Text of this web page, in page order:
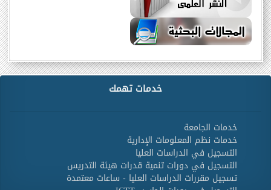
خدمات تهمك
خدمات الجامعة
خدمات نظم المعلومات الإدارية
التسجيل في الدراسات العليا
التسجيل في دورات تنمية قدرات هيئة التدريس
تسجيل مقررات الدراسات العليا - ساعات معتمدة